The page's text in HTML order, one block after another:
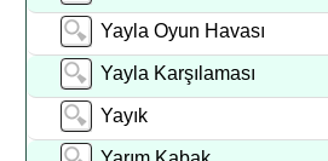
Yayla Oyun Havası
Yayla Karşılaması
Yayık